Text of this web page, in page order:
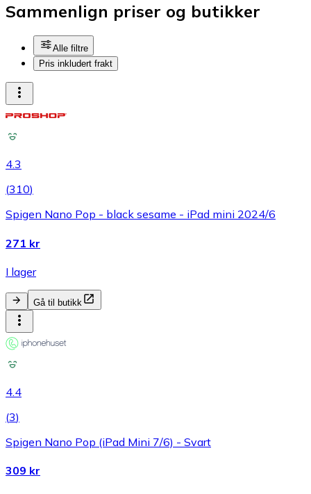
Sammenlign priser og butikker
Alle filtre
Pris inkludert frakt
4.3
(310)
Spigen Nano Pop - black sesame - iPad mini 2024/6
271 kr
I lager
Gå til butikk
4.4
(3)
Spigen Nano Pop (iPad Mini 7/6) - Svart
309 kr